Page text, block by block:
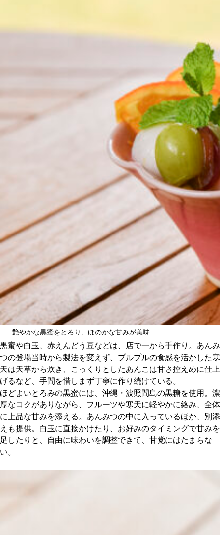
おすすめの展覧会
誠光社で選びました。
紹介します。
おすすめのイベント
艶やかな黒蜜をとろり。ほのかな甘みが美味
黒蜜や白玉、赤えんどう豆などは、店で一から手作り。あんみ
つの登場当時から製法を変えず、プルプルの食感を活かした寒
天は天草から炊き、こっくりとしたあんこは甘さ控えめに仕上
げるなど、手間を惜しまず丁寧に作り続けている。
ほどよいとろみの黒蜜には、沖縄・波照間島の黒糖を使用。濃
厚なコクがありながら、フルーツや寒天に軽やかに絡み、全体
に上品な甘みを添える。あんみつの中に入っているほか、別添
えも提供。白玉に直接かけたり、お好みのタイミングで甘みを
足したりと、自由に味わいを調整できて、甘党にはたまらな
い。